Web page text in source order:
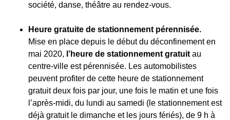
société, danse, théâtre au rendez-vous.
Heure gratuite de stationnement pérennisée.
Mise en place depuis le début du déconfinement en
mai 2020, l’heure de stationnement gratuit au
centre-ville est pérennisée. Les automobilistes
peuvent profiter de cette heure de stationnement
gratuit deux fois par jour, une fois le matin et une fois
l’après-midi, du lundi au samedi (le stationnement est
déjà gratuit le dimanche et les jours fériés), de 9 h à